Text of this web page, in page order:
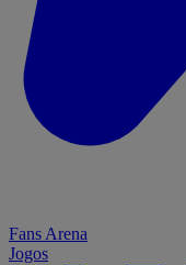
Fans Arena
Jogos